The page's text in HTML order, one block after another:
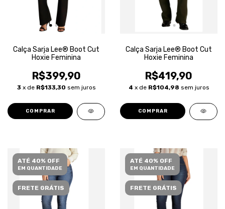
Calça Sarja Lee® Boot Cut
Hoxie Feminina
R$399,90
3 x de R$133,30 sem juros
COMPRAR
Calça Sarja Lee® Boot Cut
Hoxie Feminina
R$419,90
4 x de R$104,98 sem juros
COMPRAR
ATÉ 40% OFF
EM QUANTIDADE
FRETE GRÁTIS
ATÉ 40% OFF
EM QUANTIDADE
FRETE GRÁTIS